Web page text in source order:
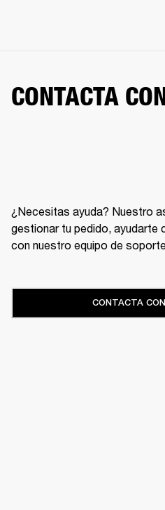
CONTACTA
¿Necesitas ayuda? Nuestro
gestionar tu pedido, ayudarte
con nuestro equipo de soporte.
CONTACTA